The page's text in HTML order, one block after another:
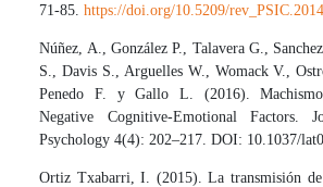
71-85.https://doi.org/10.5209/
Núñez, A., González P., Talavera G.,
S., Davis S., Arguelles W., Womack V.,
Penedo F. y Gallo L. (2016).
Negative Cognitive-Emotional Factors.
Psychology 4(4): 202–217. DOI: 10.1037/
Ortiz Txabarri, I. (2015). La transmisión